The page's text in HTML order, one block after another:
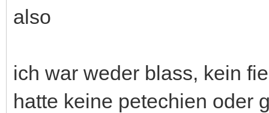
also
ich war weder blass, kein
hatte keine petechien oder